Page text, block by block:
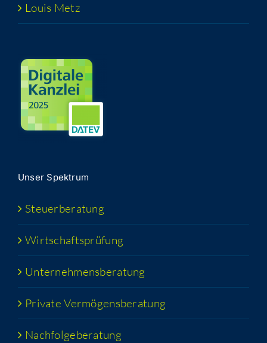
Lou­is Metz
Unser Spek­trum
Steu­er­be­ra­tung
Wirt­schafts­prü­fung
Unter­neh­mens­be­ra­tung
Pri­va­te Vermögensberatung
Nach­fol­ge­be­ra­tung